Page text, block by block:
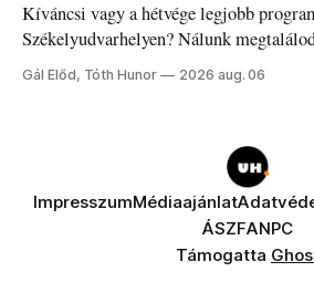
Kíváncsi vagy a hétvége legjobb
Székelyudvarhelyen? Nálunk
a fogaddal, a fogorvosi ügyeletet is!
Gál Előd, Tóth Hunor 2026 aug. 06
ImpresszumMédiaajánlat
ÁSZFANPC
Támogatta